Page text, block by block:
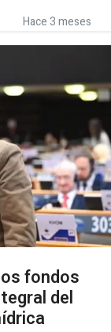
Hace 3 meses
fondos
del